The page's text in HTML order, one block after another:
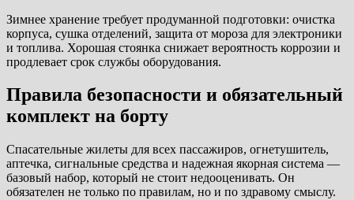
Зимнее хранение требует продуманной подготовки: очистка
корпуса, сушка отделений, защита от мороза для электроники
и топлива. Хорошая стоянка снижает вероятность коррозии и
продлевает срок службы оборудования.
Правила безопасности и обязательный
комплект на борту
Спасательные жилеты для всех пассажиров, огнетушитель,
аптечка, сигнальные средства и надежная якорная система —
базовый набор, который не стоит недооценивать. Он
обязателен не только по правилам, но и по здравому смыслу.